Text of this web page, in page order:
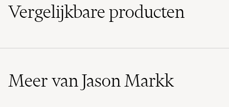
Vergelijkbareproducten
Meer van Jason Markk